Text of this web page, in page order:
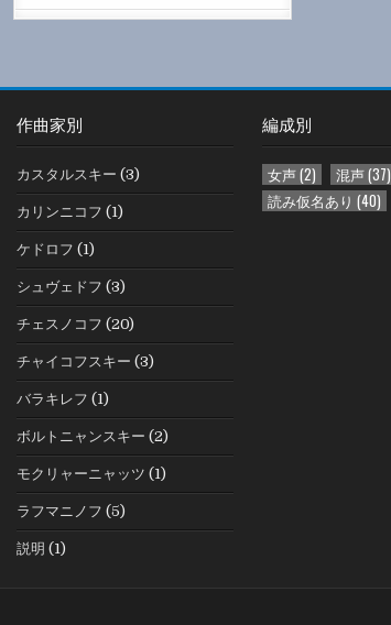
作曲家別
カスタルスキー (3)
カリンニコフ (1)
ケドロフ (1)
シュヴェドフ (3)
チェスノコフ (20)
チャイコフスキー (3)
バラキレフ (1)
ボルトニャンスキー (2)
モクリャーニャッツ (1)
ラフマニノフ (5)
説明 (1)
編成別
女声(2) 混声(37)
読み仮名あり (40)